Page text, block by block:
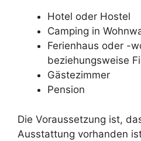
Hotel oder Hostel
Camping in
Ferienhaus oder -
beziehungsweise
Gästezimmer
Pension
Die Voraussetzung ist,
Ausstattung vorhanden